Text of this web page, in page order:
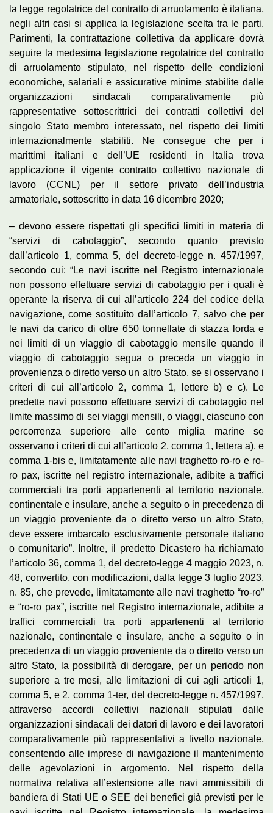
la legge regolatrice del contratto di arruolamento è italiana,
negli altri casi si applica la legislazione scelta tra le parti.
Parimenti, la contrattazione collettiva da applicare dovrà
seguire la medesima legislazione regolatrice del contratto
di arruolamento stipulato, nel rispetto delle condizioni
economiche, salariali e assicurative minime stabilite dalle
organizzazioni sindacali comparativamente più
rappresentative sottoscrittrici dei contratti collettivi del
singolo Stato membro interessato, nel rispetto dei limiti
internazionalmente stabiliti. Ne consegue che per i
marittimi italiani e dell’UE residenti in Italia trova
applicazione il vigente contratto collettivo nazionale di
lavoro (CCNL) per il settore privato dell’industria
armatoriale, sottoscritto in data 16 dicembre 2020;
– devono essere rispettati gli specifici limiti in materia di
“servizi di cabotaggio”, secondo quanto previsto
dall’articolo 1, comma 5, del decreto-legge n. 457/1997,
secondo cui: “Le navi iscritte nel Registro internazionale
non possono effettuare servizi di cabotaggio per i quali è
operante la riserva di cui all’articolo 224 del codice della
navigazione, come sostituito dall’articolo 7, salvo che per
le navi da carico di oltre 650 tonnellate di stazza lorda e
nei limiti di un viaggio di cabotaggio mensile quando il
viaggio di cabotaggio segua o preceda un viaggio in
provenienza o diretto verso un altro Stato, se si osservano i
criteri di cui all’articolo 2, comma 1, lettere b) e c). Le
predette navi possono effettuare servizi di cabotaggio nel
limite massimo di sei viaggi mensili, o viaggi, ciascuno con
percorrenza superiore alle cento miglia marine se
osservano i criteri di cui all’articolo 2, comma 1, lettera a), e
comma 1-bis e, limitatamente alle navi traghetto ro-ro e ro-
ro pax, iscritte nel registro internazionale, adibite a traffici
commerciali tra porti appartenenti al territorio nazionale,
continentale e insulare, anche a seguito o in precedenza di
un viaggio proveniente da o diretto verso un altro Stato,
deve essere imbarcato esclusivamente personale italiano
o comunitario”. Inoltre, il predetto Dicastero ha richiamato
l’articolo 36, comma 1, del decreto-legge 4 maggio 2023, n.
48, convertito, con modificazioni, dalla legge 3 luglio 2023,
n. 85, che prevede, limitatamente alle navi traghetto “ro-ro”
e “ro-ro pax”, iscritte nel Registro internazionale, adibite a
traffici commerciali tra porti appartenenti al territorio
nazionale, continentale e insulare, anche a seguito o in
precedenza di un viaggio proveniente da o diretto verso un
altro Stato, la possibilità di derogare, per un periodo non
superiore a tre mesi, alle limitazioni di cui agli articoli 1,
comma 5, e 2, comma 1-ter, del decreto-legge n. 457/1997,
attraverso accordi collettivi nazionali stipulati dalle
organizzazioni sindacali dei datori di lavoro e dei lavoratori
comparativamente più rappresentativi a livello nazionale,
consentendo alle imprese di navigazione il mantenimento
delle agevolazioni in argomento. Nel rispetto della
normativa relativa all’estensione alle navi ammissibili di
bandiera di Stati UE o SEE dei benefici già previsti per le